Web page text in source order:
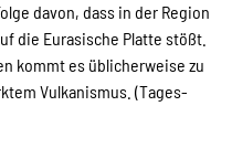
davon, dass in der Region
die Eurasische Platte stößt.
kommt es üblicherweise zu
Vulkanismus. (Tages-